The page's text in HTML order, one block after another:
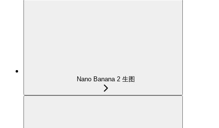
Nano Banana 2 生图